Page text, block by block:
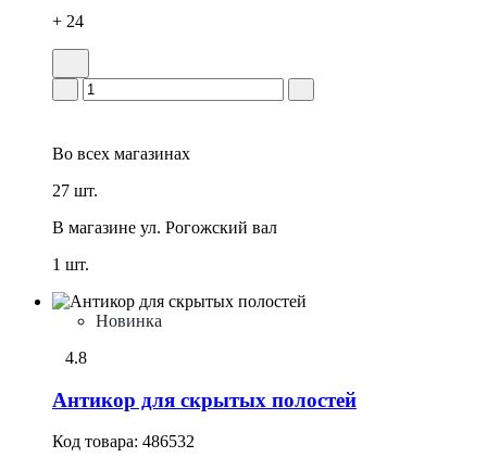
+ 24
Во всех магазинах
27 шт.
В магазине ул. Рогожский вал
1 шт.
Новинка
4.8
Антикор для скрытых полостей
Код товара: 486532